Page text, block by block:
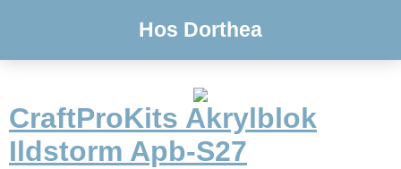
Hos Dorthea
CraftProKits Akrylblok
Ildstorm Apb-S27